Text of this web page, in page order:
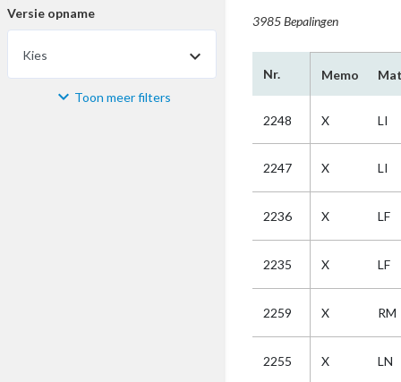
Versie opname
Kies
Materiaal Toon meer filters
3985 Bepalingen
Nr. Memo
2248 X LI
2247 X LI
2236 X LF
2235 X LF
2259 X RM
2255 X LN